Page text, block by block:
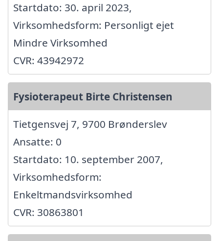
Startdato: 30. april 2023,
Virksomhedsform: Personligt ejet
Mindre Virksomhed
CVR: 43942972
Fysioterapeut Birte Christensen
Tietgensvej 7, 9700 Brønderslev
Ansatte: 0
Startdato: 10. september 2007,
Virksomhedsform:
Enkeltmandsvirksomhed
CVR: 30863801